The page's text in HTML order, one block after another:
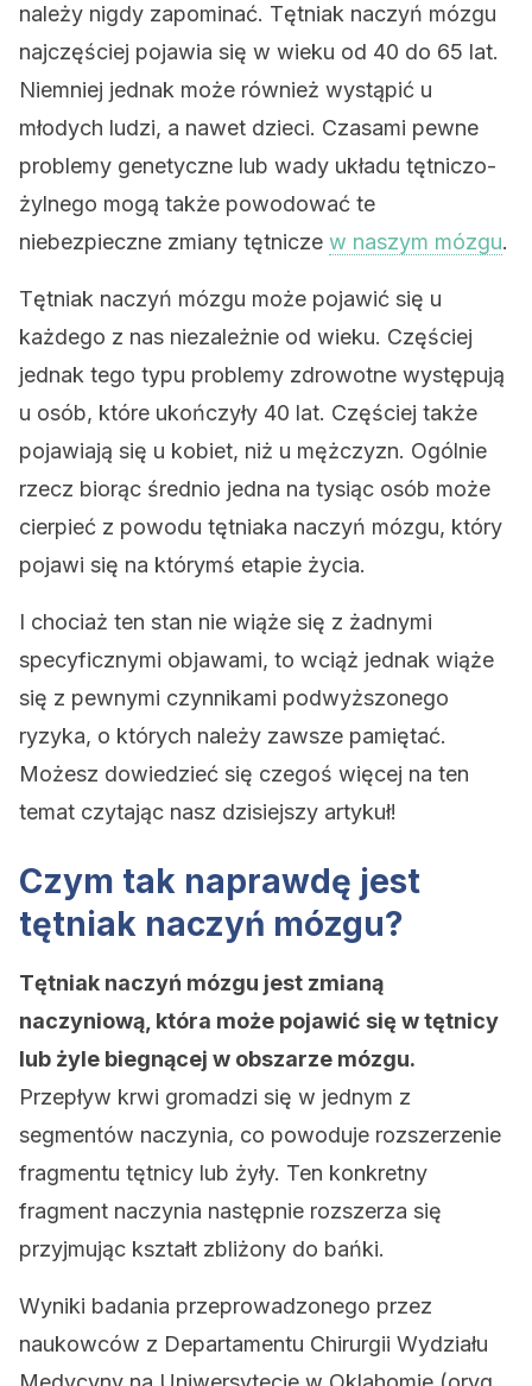
należy nigdy zapominać. Tętniak naczyń mózgu
najczęściej pojawia się w wieku od 40 do 65 lat.
Niemniej jednak może również wystąpić u
młodych ludzi, a nawet dzieci. Czasami pewne
problemy genetyczne lub wady układu tętniczo-
żylnego mogą także powodować te
niebezpieczne zmiany tętnicze w naszym mózgu.
Tętniak naczyń mózgu może pojawić się u
każdego z nas niezależnie od wieku. Częściej
jednak tego typu problemy zdrowotne występują
u osób, które ukończyły 40 lat. Częściej także
pojawiają się u kobiet, niż u mężczyzn. Ogólnie
rzecz biorąc średnio jedna na tysiąc osób może
cierpieć z powodu tętniaka naczyń mózgu, który
pojawi się na którymś etapie życia.
I chociaż ten stan nie wiąże się z żadnymi
specyficznymi objawami, to wciąż jednak wiąże
się z pewnymi czynnikami podwyższonego
ryzyka, o których należy zawsze pamiętać.
Możesz dowiedzieć się czegoś więcej na ten
temat czytając nasz dzisiejszy artykuł!
Czym tak naprawdę jest
tętniak naczyń mózgu?
Tętniak naczyń mózgu jest zmianą
naczyniową, która może pojawić się w tętnicy
lub żyle biegnącej w obszarze mózgu.
Przepływ krwi gromadzi się w jednym z
segmentów naczynia, co powoduje rozszerzenie
fragmentu tętnicy lub żyły. Ten konkretny
fragment naczynia następnie rozszerza się
przyjmując kształt zbliżony do bańki.
Wyniki badania przeprowadzonego przez
naukowców z Departamentu Chirurgii Wydziału